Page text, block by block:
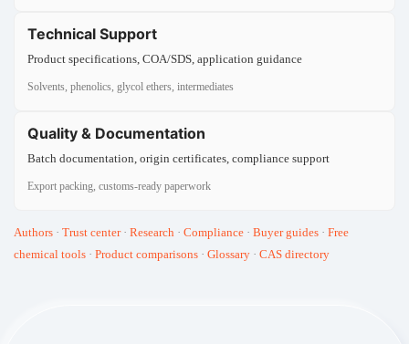
Technical Support
Product specifications, COA/SDS, application guidance
Solvents, phenolics, glycol ethers, intermediates
Quality & Documentation
Batch documentation, origin certificates, compliance support
Export packing, customs-ready paperwork
Authors · Trust center· Research · Compliance · Buyer guides · Free
chemical tools · Product comparisons · Glossary · CAS directory